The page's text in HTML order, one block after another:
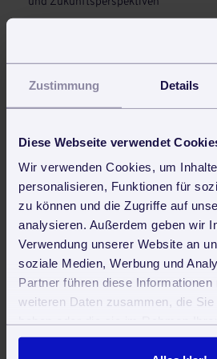
Zustimmung Details
Diese Webseite verwendet
Wir verwenden Cookies, um
personalisieren, Funktionen für
zu können und die Zugriffe auf
analysieren. Außerdem geben wir
Verwendung unserer Website an
soziale Medien, Werbung und
Partner führen diese
weiteren Daten zusammen, die
gesammelt haben. Sie geben
Clean First, Then Smart – Warum
Reinigungsbranche kein Vorspiel ist,
Transformation
Industry Pulse 2025 – 73 Prozent
Daytime Cleaning: Tagesreinigung
Unternehmen und öffentliche
3 digitale Quick-Wins für die
Auch interessant
Digitale Rechnungsstellung: Ein
und Compliance in der